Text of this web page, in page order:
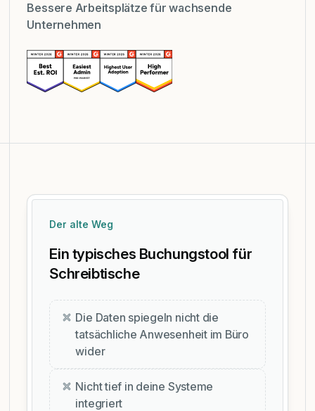
Bessere Arbeitsplätze für wachsende
Unternehmen
Der alte Weg
Ein typisches Buchungstool für
Schreibtische
Die Daten spiegeln nicht die
tatsächliche Anwesenheit im Büro
wider
Nicht tief in deine Systeme
integriert